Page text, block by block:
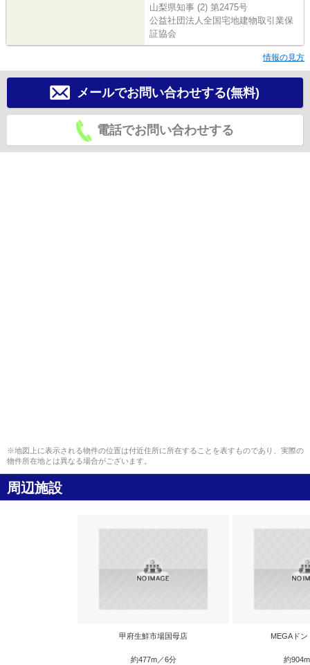
山梨県知事 (2) 第2475号
公益社団法人全国宅地建物取引業保
証協会
情報の見方
メールでお問い合わせする(無料)
電話でお問い合わせする
※地図上に表示される物件の位置は付近住所に所在することを表すものであり、実際の
物件所在地とは異なる場合がございます。
周辺施設
甲府生鮮市場国母店
約477m／6分
MEGAド
約